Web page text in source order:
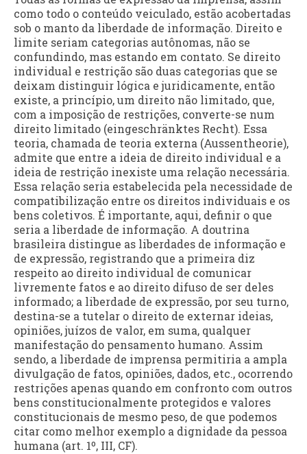
como todo o conteúdo veiculado, estão acobertadas
sob o manto da liberdade de informação. Direito e
limite seriam categorias autônomas, não se
confundindo, mas estando em contato. Se direito
individual e restrição são duas categorias que se
deixam distinguir lógica e juridicamente, então
existe, a princípio, um direito não limitado, que,
com a imposição de restrições, converte-se num
direito limitado (eingeschränktes Recht). Essa
teoria, chamada de teoria externa (Aussentheorie),
admite que entre a ideia de direito individual e a
ideia de restrição inexiste uma relação necessária.
Essa relação seria estabelecida pela necessidade de
compatibilização entre os direitos individuais e os
bens coletivos. É importante, aqui, definir o que
seria a liberdade de informação. A doutrina
brasileira distingue as liberdades de informação e
de expressão, registrando que a primeira diz
respeito ao direito individual de comunicar
livremente fatos e ao direito difuso de ser deles
informado; a liberdade de expressão, por seu turno,
destina-se a tutelar o direito de externar ideias,
opiniões, juízos de valor, em suma, qualquer
manifestação do pensamento humano. Assim
sendo, a liberdade de imprensa permitiria a ampla
divulgação de fatos, opiniões, dados, etc., ocorrendo
restrições apenas quando em confronto com outros
bens constitucionalmente protegidos e valores
constitucionais de mesmo peso, de que podemos
citar como melhor exemplo a dignidade da pessoa
humana (art. 1º, III, CF).